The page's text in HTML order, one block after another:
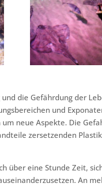
die Gefährdung der
und
neue Aspekte. Die
zersetzenden
über eine Stunde Zeit,
An